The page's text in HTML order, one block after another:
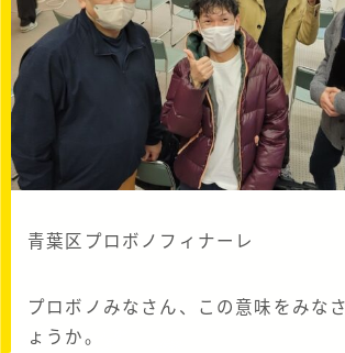
青葉区プロボノフィナーレ
プロボノみなさん、この意味をみな
ょうか。